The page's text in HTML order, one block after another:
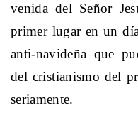
venida del Señor
primer lugar en un
anti-navideña que
del cristianismo del
seriamente.